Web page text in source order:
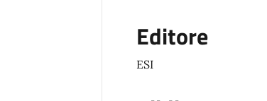
Editore
ESI